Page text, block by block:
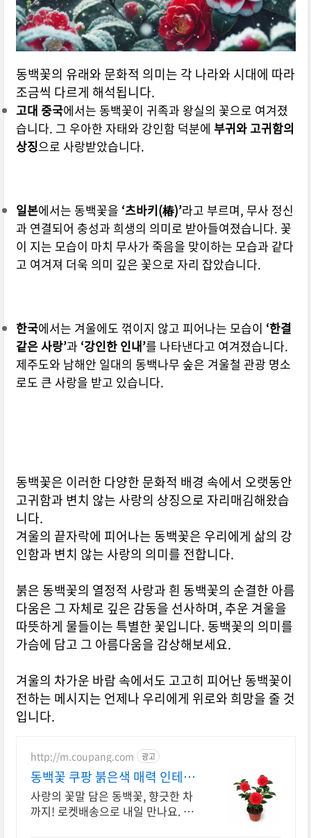
동백꽃의 유래와 문화적 의미는 각 나라와 시대에 따라
조금씩 다르게 해석됩니다.
고대 중국에서는 동백꽃이 귀족과 왕실의 꽃으로 여겨졌
습니다. 그 우아한 자태와 강인함 덕분에 부귀와 고귀함의
상징으로 사랑받았습니다.
일본에서는 동백꽃을 ‘츠바키(椿)’라고 부르며, 무사 정신
과 연결되어 충성과 희생의 의미로 받아들여졌습니다. 꽃
이 지는 모습이 마치 무사가 죽음을 맞이하는 모습과 같다
고 여겨져 더욱 의미 깊은 꽃으로 자리 잡았습니다.
한국에서는 겨울에도 꺾이지 않고 피어나는 모습이 ‘한결
같은 사랑’과 ‘강인한 인내’를 나타낸다고 여겨졌습니다.
제주도와 남해안 일대의 동백나무 숲은 겨울철 관광 명소
로도 큰 사랑을 받고 있습니다.
동백꽃은 이러한 다양한 문화적 배경 속에서 오랫동안
고귀함과 변치 않는 사랑의 상징으로 자리매김해왔습
니다.
겨울의 끝자락에 피어나는 동백꽃은 우리에게 삶의 강
인함과 변치 않는 사랑의 의미를 전합니다.
붉은 동백꽃의 열정적 사랑과 흰 동백꽃의 순결한 아름
다움은 그 자체로 깊은 감동을 선사하며, 추운 겨울을
따뜻하게 물들이는 특별한 꽃입니다. 동백꽃의 의미를
가슴에 담고 그 아름다움을 감상해보세요.
겨울의 차가운 바람 속에서도 고고히 피어난 동백꽃이
전하는 메시지는 언제나 우리에게 위로와 희망을 줄 것
입니다.
http://m.coupang.com 광고
동백꽃 쿠팡 붉은색 매력 인테리
어
사랑의 꽃말 담은 동백꽃, 향긋한 차
까지! 로켓배송으로 내일 만나요. 풍